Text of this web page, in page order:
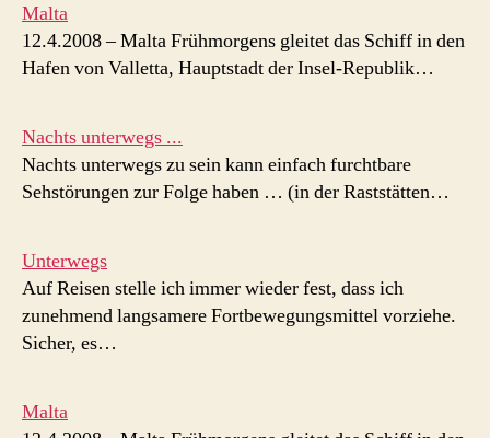
Malta
12.4.2008 – Malta Frühmorgens gleitet das Schiff in den
Hafen von Valletta, Hauptstadt der Insel-Republik…
Nachts unterwegs ...
Nachts unterwegs zu sein kann einfach furchtbare
Sehstörungen zur Folge haben … (in der Raststätten…
Unterwegs
Auf Reisen stelle ich immer wieder fest, dass ich
zunehmend langsamere Fortbewegungsmittel vorziehe.
Sicher, es…
Malta